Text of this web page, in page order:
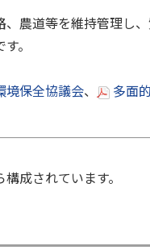
、農道等を維持管理し
。
境保全協議会、
多面
成されています。